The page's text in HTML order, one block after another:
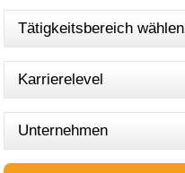
Tätigkeitsbereich wählen
Karrierelevel
Unternehmen